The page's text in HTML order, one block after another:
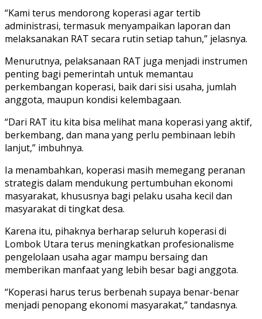
“Kami terus mendorong koperasi agar tertib
administrasi, termasuk menyampaikan laporan dan
melaksanakan RAT secara rutin setiap tahun,” jelasnya.
Menurutnya, pelaksanaan RAT juga menjadi instrumen
penting bagi pemerintah untuk memantau
perkembangan koperasi, baik dari sisi usaha, jumlah
anggota, maupun kondisi kelembagaan.
“Dari RAT itu kita bisa melihat mana koperasi yang aktif,
berkembang, dan mana yang perlu pembinaan lebih
lanjut,” imbuhnya.
Ia menambahkan, koperasi masih memegang peranan
strategis dalam mendukung pertumbuhan ekonomi
masyarakat, khususnya bagi pelaku usaha kecil dan
masyarakat di tingkat desa.
Karena itu, pihaknya berharap seluruh koperasi di
Lombok Utara terus meningkatkan profesionalisme
pengelolaan usaha agar mampu bersaing dan
memberikan manfaat yang lebih besar bagi anggota.
“Koperasi harus terus berbenah supaya benar-benar
menjadi penopang ekonomi masyarakat,” tandasnya.